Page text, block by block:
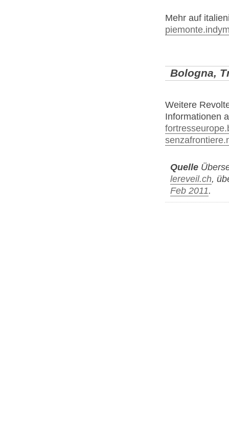
Mehr auf
Bologna,
Weitere
Informationen
Quelle
lereveil.ch,
Feb 2011.